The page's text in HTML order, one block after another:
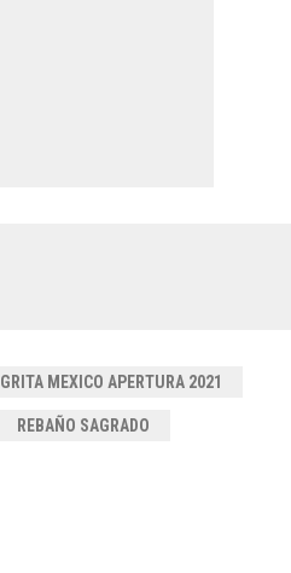
GRITA MEXICO APERTURA 2021
REBAÑO SAGRADO